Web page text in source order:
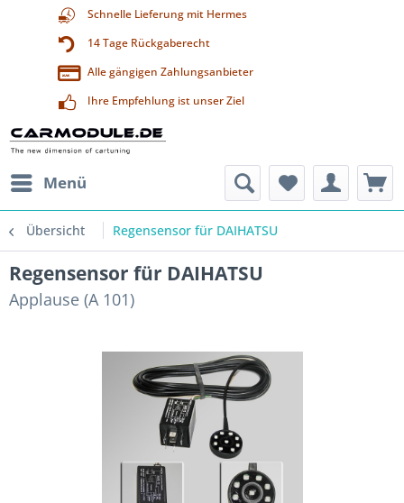
Schnelle Lieferung mit Hermes
14 Tage Rückgaberecht
Alle gängigen Zahlungsanbieter
Ihre Empfehlung ist unser Ziel
Menü
Übersicht Regensensor für DAIHATSU
Regensensor für DAIHATSU
Applause (A 101)